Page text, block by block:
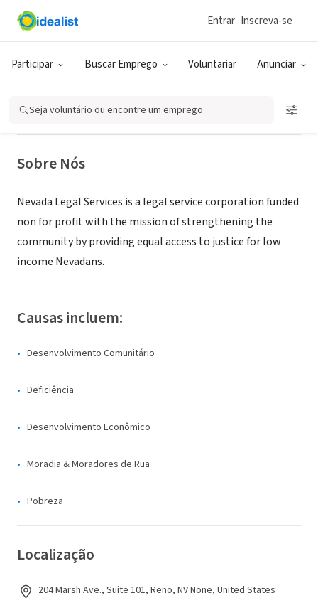
Participar Buscar Emprego Voluntariar Anunciar
Entrar Inscreva-se
Seja voluntário ou encontre um emprego
ONG (SETOR SOCIAL)
Nevada Legal Services, Inc. Reno
Office
Reno, NV|www.nlslaw.net
Sobre Nós
Nevada Legal Services is a legal service corporation funded
non for profit with the mission of strengthening the
community by providing equal access to justice for low
income Nevadans.
Causas incluem:
Desenvolvimento Comunitário
Deficiência
Desenvolvimento Econômico
Moradia & Moradores de Rua
Pobreza
Localização
204 Marsh Ave., Suite 101, Reno, NV None, United States